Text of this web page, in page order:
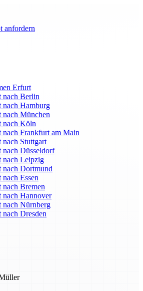
anfordern
Erfurt
nach Berlin
Hamburg
München
nach Köln
Frankfurt am Main
Stuttgart
Düsseldorf
nach Leipzig
Dortmund
Essen
Bremen
Hannover
Nürnberg
Dresden